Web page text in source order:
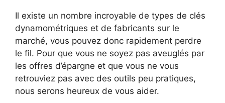
Il existe un nombre incroyable de types de clés
dynamométriques et de fabricants sur le
marché, vous pouvez donc rapidement perdre
le fil. Pour que vous ne soyez pas aveuglés par
les offres d’épargne et que vous ne vous
retrouviez pas avec des outils peu pratiques,
nous serons heureux de vous aider.